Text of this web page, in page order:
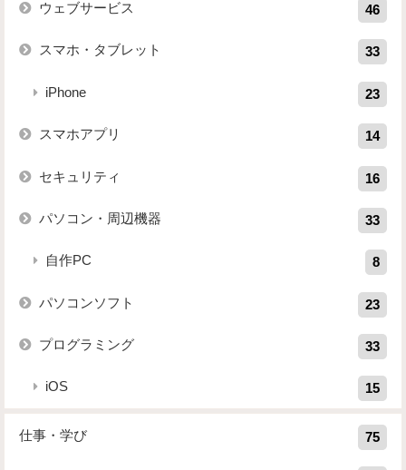
ウェブサービス 46
スマホ・タブレット 33
iPhone 23
スマホアプリ 14
セキュリティ 16
パソコン・周辺機器 33
自作PC 8
パソコンソフト 23
プログラミング 33
iOS 15
仕事・学び 75